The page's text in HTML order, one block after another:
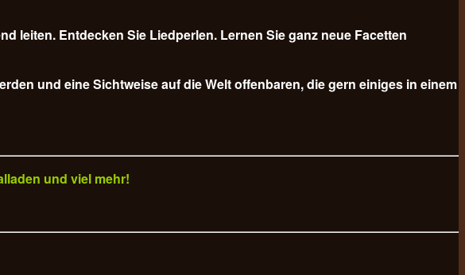
leiten. Entdecken Sie Liedperlen. Lernen Sie ganz neue Facetten
und eine Sichtweise auf die Welt offenbaren, die gern einiges in einem
und viel mehr!